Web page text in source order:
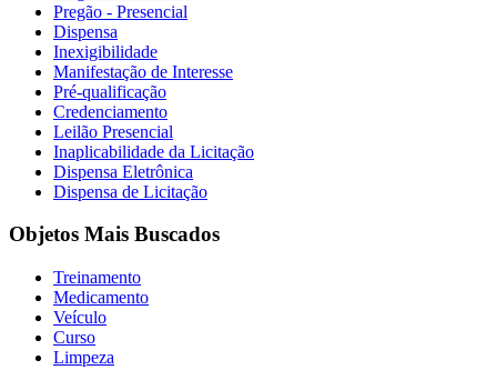
Pregão - Presencial
Dispensa
Inexigibilidade
Manifestação de Interesse
Pré-qualificação
Credenciamento
Leilão Presencial
Inaplicabilidade da Licitação
Dispensa Eletrônica
Dispensa de Licitação
Objetos Mais Buscados
Treinamento
Medicamento
Veículo
Curso
Limpeza